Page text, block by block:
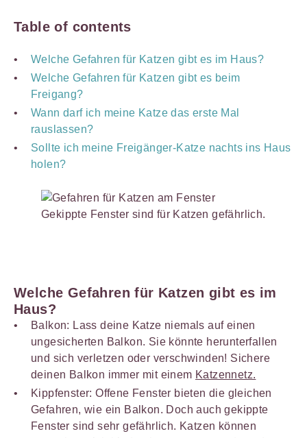
Table of contents
Welche Gefahren für Katzen gibt es im Haus?
Welche Gefahren für Katzen gibt es beim
Freigang?
Wann darf ich meine Katze das erste Mal
rauslassen?
Sollte ich meine Freigänger-Katze nachts ins Haus
holen?
Gekippte Fenster sind für Katzen gefährlich.
Welche Gefahren für Katzen gibt es im
Haus?
Balkon: Lass deine Katze niemals auf einen
ungesicherten Balkon. Sie könnte herunterfallen
und sich verletzen oder verschwinden! Sichere
deinen Balkon immer mit einem Katzennetz.
Kippfenster: Offene Fenster bieten die gleichen
Gefahren, wie ein Balkon. Doch auch gekippte
Fenster sind sehr gefährlich. Katzen können